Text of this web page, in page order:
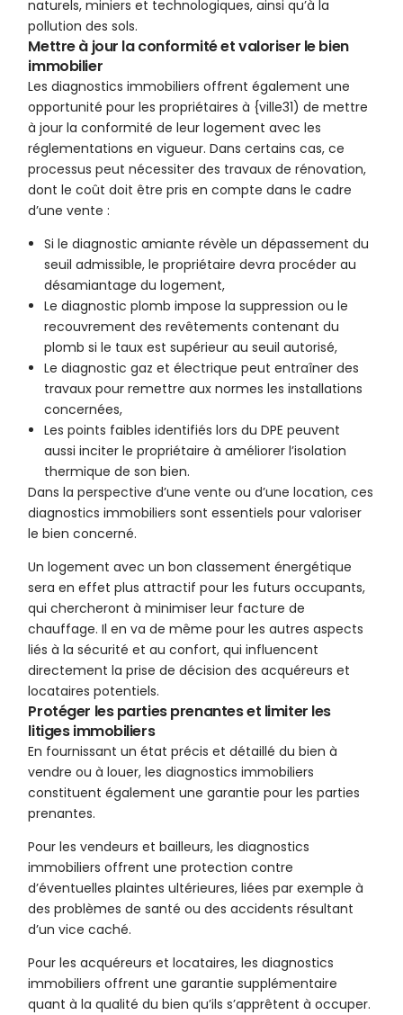
naturels, miniers et technologiques, ainsi qu’à la
pollution des sols.
Mettre à jour la conformité et valoriser le bien
immobilier
Les diagnostics immobiliers offrent également une
opportunité pour les propriétaires à {ville31) de mettre
à jour la conformité de leur logement avec les
réglementations en vigueur. Dans certains cas, ce
processus peut nécessiter des travaux de rénovation,
dont le coût doit être pris en compte dans le cadre
d’une vente :
Si le diagnostic amiante révèle un dépassement du
seuil admissible, le propriétaire devra procéder au
désamiantage du logement,
Le diagnostic plomb impose la suppression ou le
recouvrement des revêtements contenant du
plomb si le taux est supérieur au seuil autorisé,
Le diagnostic gaz et électrique peut entraîner des
travaux pour remettre aux normes les installations
concernées,
Les points faibles identifiés lors du DPE peuvent
aussi inciter le propriétaire à améliorer l’isolation
thermique de son bien.
Dans la perspective d’une vente ou d’une location, ces
diagnostics immobiliers sont essentiels pour valoriser
le bien concerné.
Un logement avec un bon classement énergétique
sera en effet plus attractif pour les futurs occupants,
qui chercheront à minimiser leur facture de
chauffage. Il en va de même pour les autres aspects
liés à la sécurité et au confort, qui influencent
directement la prise de décision des acquéreurs et
locataires potentiels.
Protéger les parties prenantes et limiter les
litiges immobiliers
En fournissant un état précis et détaillé du bien à
vendre ou à louer, les diagnostics immobiliers
constituent également une garantie pour les parties
prenantes.
Pour les vendeurs et bailleurs, les diagnostics
immobiliers offrent une protection contre
d’éventuelles plaintes ultérieures, liées par exemple à
des problèmes de santé ou des accidents résultant
d’un vice caché.
Pour les acquéreurs et locataires, les diagnostics
immobiliers offrent une garantie supplémentaire
quant à la qualité du bien qu’ils s’apprêtent à occuper.